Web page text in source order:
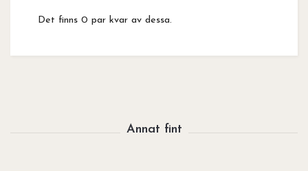
Det finns 0 par kvar av dessa.